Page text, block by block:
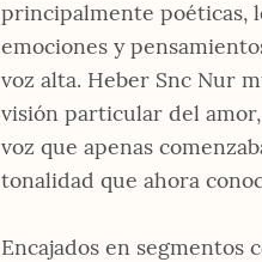
principalmente poéticas,
emociones y
voz alta. Heber Snc Nur
visión particular del
voz que apenas
tonalidad que ahora
Encajados en segmentos